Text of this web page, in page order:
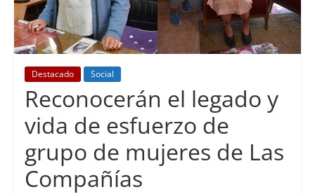
Destacado Social
Reconocerán el legado y
vida de esfuerzo de
grupo de mujeres de Las
Compañías